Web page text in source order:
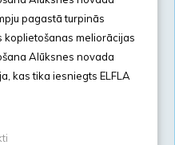
pagastā turpinās
koplietošanas meliorācijas
Alūksnes novada
kas tika iesniegts ELFLA